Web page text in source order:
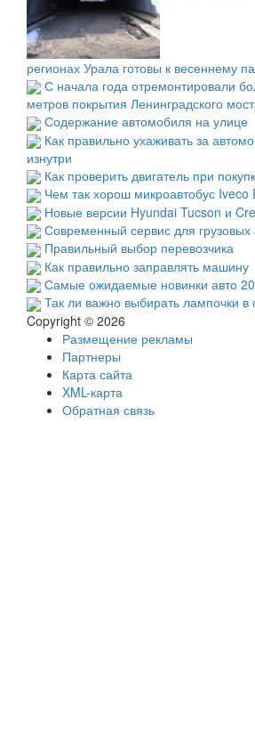
регионах Урала готовы к весеннему
С начала года отремонтировали
метров покрытия Ленинградского
Содержание автомобиля на улице
Как правильно ухаживать за
изнутри
Как проверить двигатель при
Чем так хорош микроавтобус Iveco
Новые версии Hyundai Tucson и
Современный сервис для грузовых
Правильный выбор перевозчика
Как правильно заправлять машину
Самые ожидаемые новинки авто
Так ли важно выбирать лампочки
Copyright © 2026
Размещение рекламы
Партнеры
Карта сайта
XML-карта
Обратная связь